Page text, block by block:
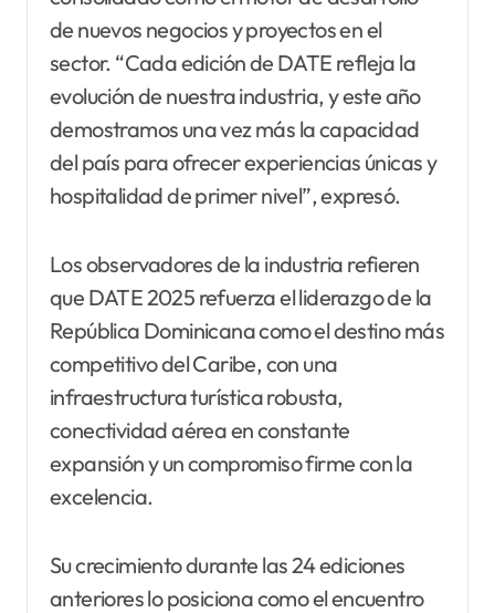
de nuevos negocios y proyectos en el
sector. “Cada edición de DATE refleja la
evolución de nuestra industria, y este año
demostramos una vez más la capacidad
del país para ofrecer experiencias únicas y
hospitalidad de primer nivel”, expresó.
Los observadores de la industria refieren
que DATE 2025 refuerza el liderazgo de la
República Dominicana como el destino más
competitivo del Caribe, con una
infraestructura turística robusta,
conectividad aérea en constante
expansión y un compromiso firme con la
excelencia.
Su crecimiento durante las 24 ediciones
anteriores lo posiciona como el encuentro